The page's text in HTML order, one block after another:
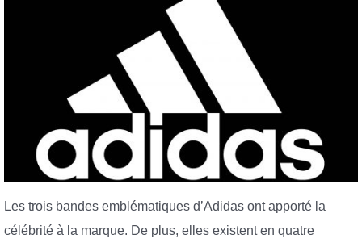
Les trois bandes emblématiques d’Adidas ont apporté la
célébrité à la marque. De plus, elles existent en quatre